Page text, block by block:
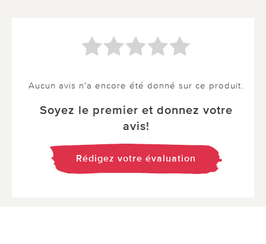
Aucun avis n'a encore été donné sur ce produit.
Soyez le premier et donnez votre
avis!
Rédigez votre évaluation